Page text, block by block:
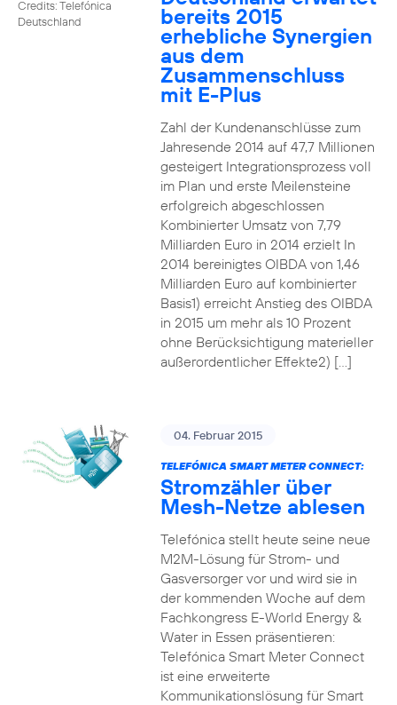
Credits: Telefónica
Deutschland
bereits 2015
erhebliche Synergien
aus dem
Zusammenschluss
mit E-Plus
Zahl der Kundenanschlüsse zum
Jahresende 2014 auf 47,7 Millionen
gesteigert Integrationsprozess voll
im Plan und erste Meilensteine
erfolgreich abgeschlossen
Kombinierter Umsatz von 7,79
Milliarden Euro in 2014 erzielt In
2014 bereinigtes OIBDA von 1,46
Milliarden Euro auf kombinierter
Basis1) erreicht Anstieg des OIBDA
in 2015 um mehr als 10 Prozent
ohne Berücksichtigung materieller
außerordentlicher Effekte2) […]
04. Februar 2015
TELEFÓNICA SMART METER CONNECT:
Stromzähler über
Mesh-Netze ablesen
Telefónica stellt heute seine neue
M2M-Lösung für Strom- und
Gasversorger vor und wird sie in
der kommenden Woche auf dem
Fachkongress E-World Energy &
Water in Essen präsentieren:
Telefónica Smart Meter Connect
ist eine erweiterte
Kommunikationslösung für Smart